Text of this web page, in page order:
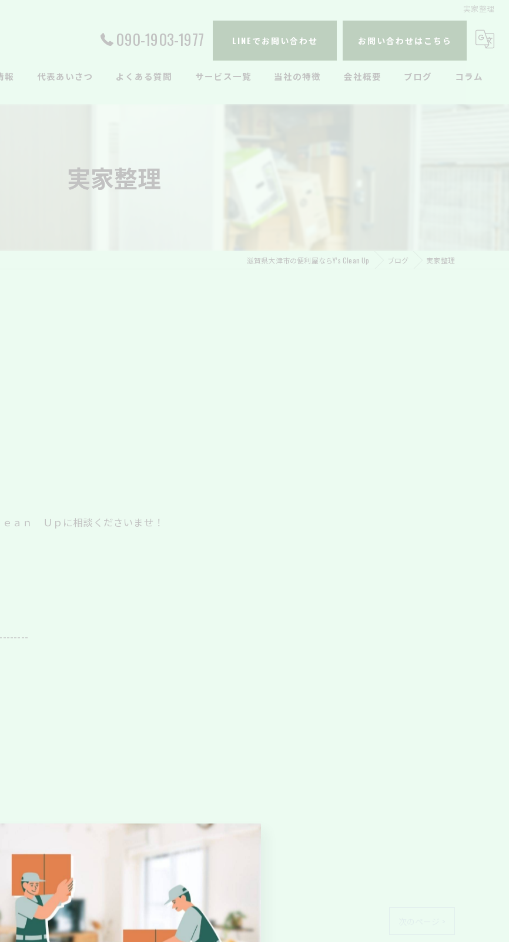
実家整理
090-1903-1977 LINEでお問い合わせ お問い合わせはこちら
報 代表あいさつ よくある質問 サービス一覧 当社の特徴 会社概要 ブログ コラム
実家整理
滋賀県大津市の便利屋ならY’s Clean Up ブログ 実家整理
ａｎ Ｕｐに相談くださいませ！
一覧に戻る